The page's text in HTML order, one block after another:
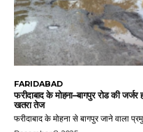
FARIDABAD
फरीदाबाद के मोहना–बागपुर रोड की
खतरा तेज
फरीदाबाद के मोहना से बागपुर जाने वाला